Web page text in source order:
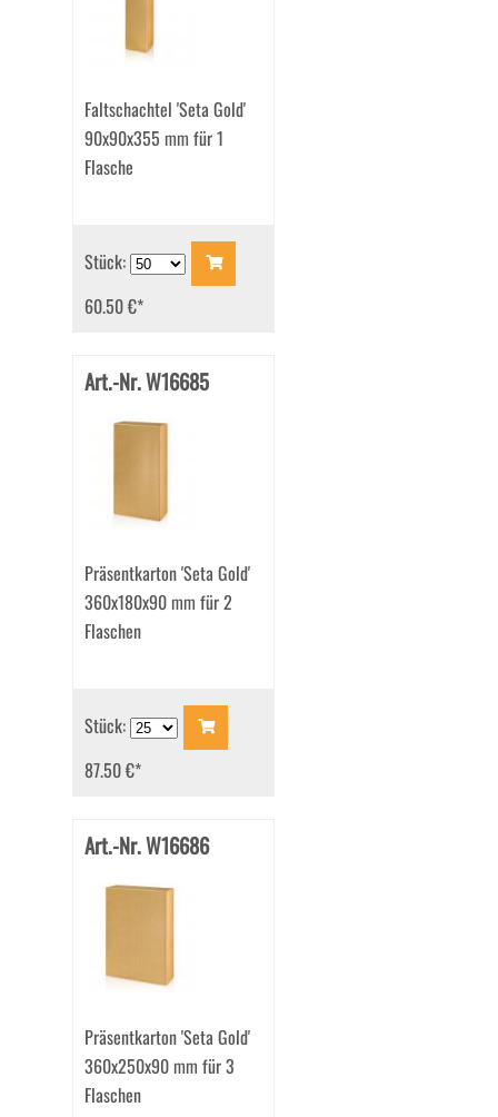
Faltschachtel 'Seta Gold'
90x90x355 mm für 1
Flasche
Stück:
60.50 €*
Art.-Nr. W16685
Präsentkarton 'Seta Gold'
360x180x90 mm für 2
Flaschen
Stück:
87.50 €*
Art.-Nr. W16686
Präsentkarton 'Seta Gold'
360x250x90 mm für 3
Flaschen